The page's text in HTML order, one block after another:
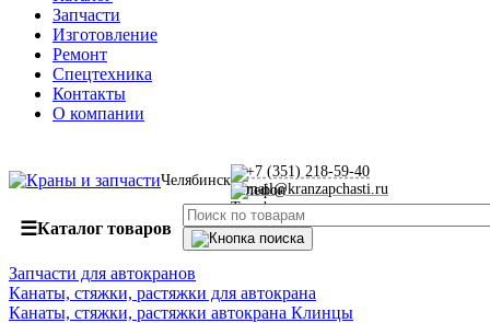
Запчасти
Изготовление
Ремонт
Спецтехника
Контакты
О компании
Челябинск
+7 (351) 218-59-40
mail@kranzapchasti.ru
☰Каталог товаров
Запчасти для автокранов
Канаты, стяжки, растяжки для автокрана
Канаты, стяжки, растяжки автокрана Клинцы